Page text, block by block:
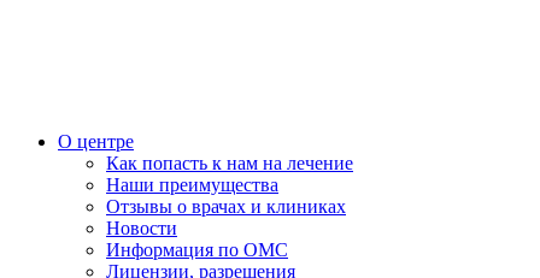
О центре
Как попасть к нам на лечение
Наши преимущества
Отзывы о врачах и клиниках
Новости
Информация по ОМС
Лицензии, разрешения